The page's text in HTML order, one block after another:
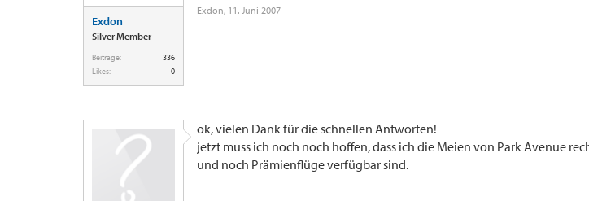
Exdon
Silver Member
Beiträge:
336
Likes:
0
Exdon, 11. Juni 2007
ok, vielen Dank für die schnellen Antworten!
jetzt muss ich noch noch hoffen, dass ich die Meien von Park Avenue
und noch Prämienflüge verfügbar sind.